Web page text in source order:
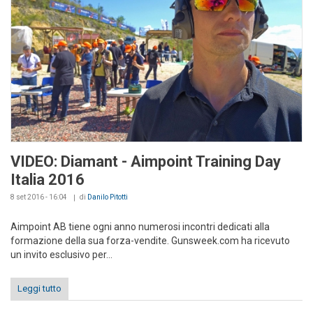
VIDEO: Diamant - Aimpoint Training Day
Italia 2016
8 set 2016 - 16:04 di Danilo Pitotti
Aimpoint AB tiene ogni anno numerosi incontri dedicati alla
formazione della sua forza-vendite. Gunsweek.com ha ricevuto
un invito esclusivo per...
Leggi tutto